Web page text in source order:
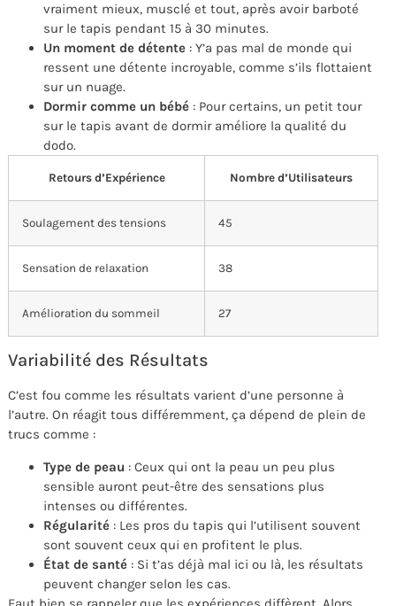
vraiment mieux, musclé et tout, après avoir barboté
sur le tapis pendant 15 à 30 minutes.
Un moment de détente : Y’a pas mal de monde qui
ressent une détente incroyable, comme s’ils flottaient
sur un nuage.
Dormir comme un bébé : Pour certains, un petit tour
sur le tapis avant de dormir améliore la qualité du
dodo.
Retours d’Expérience Nombre d’Utilisateurs
Soulagement des tensions 45
Sensation de relaxation 38
Amélioration du sommeil 27
Variabilité des Résultats
C’est fou comme les résultats varient d’une personne à
l’autre. On réagit tous différemment, ça dépend de plein de
trucs comme :
Type de peau : Ceux qui ont la peau un peu plus
sensible auront peut-être des sensations plus
intenses ou différentes.
Régularité : Les pros du tapis qui l’utilisent souvent
sont souvent ceux qui en profitent le plus.
État de santé : Si t’as déjà mal ici ou là, les résultats
peuvent changer selon les cas.